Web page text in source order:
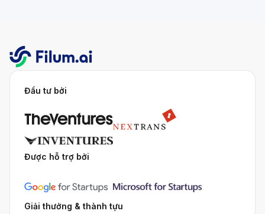
Đầu tư bởi
Được hỗ trợ bởi
Giải thưởng & thành tựu